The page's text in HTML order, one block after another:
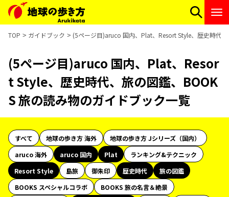
TOP ガイドブック (5ページ目)aruco 国内、Plat、Resort Style、歴史時代
(5ページ目)aruco 国内、Plat、Resor
t Style、歴史時代、旅の図鑑、BOOK
S 旅の読み物のガイドブック一覧
すべて 地球の歩き方 海外
地球の歩き方 Jシリーズ（国内）
aruco 海外
aruco 国内 Plat
ランキング&テクニック
Resort Style
島旅 御朱印 歴史時代
旅の図鑑
BOOKS スペシャルコラボ
BOOKS 旅の名言＆絶景